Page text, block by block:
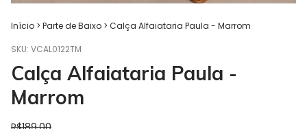
Início > Parte de Baixo > Calça Alfaiataria Paula - Marrom
SKU: VCAL0122TM
Calça Alfaiataria Paula -
Marrom